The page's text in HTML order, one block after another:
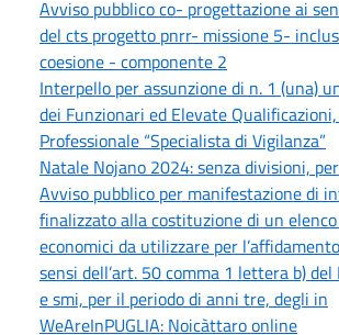
Avviso pubblico co- progettazione ai
del cts progetto pnrr- missione 5-
coesione - componente 2
Interpello per assunzione di n. 1 (una)
dei Funzionari ed Elevate
Professionale “Specialista di Vigilanza”
Natale Nojano 2024: senza divisioni,
Avviso pubblico per manifestazione di
finalizzato alla costituzione di un
economici da utilizzare per
sensi dell’art. 50 comma 1 lettera b)
e smi, per il periodo di anni tre, degli in
WeAreInPUGLIA: Noicàttaro online